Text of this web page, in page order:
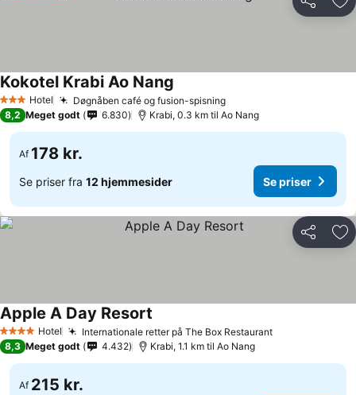
Del
3 StjernerHotel Døgnåben café og fusion-spisning
Kokotel Krabi Ao Nang
8,2 Meget godt 6.830 Krabi, 0.3 km til Ao Nang
Af 178 kr.
Se priser fra 12 hjemmesider Se priser
Del
4 StjernerHotel Internationale retter på The Box Restaurant
Apple A Day Resort
8,3 Meget godt 4.432 Krabi, 1.1 km til Ao Nang
Af 215 kr.